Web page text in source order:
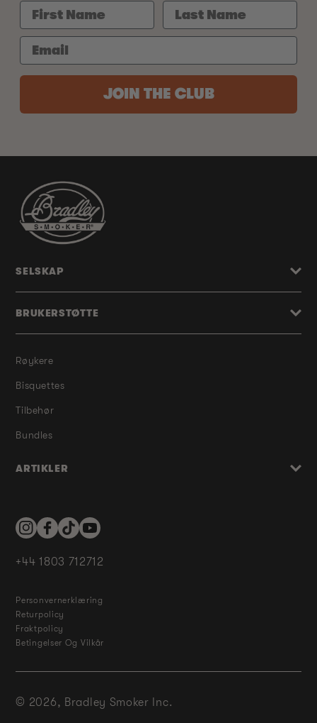
JOIN THE CLUB
Røykere
Bisquettes
Tilbehør
Bundles
ARTIKLER
SELSKAP
BRUKERSTØTTE
InstagramFacebookTikTokYouTube
+44 1803 712712
Personvernerklæring
Returpolicy
Fraktpolicy
Betingelser Og Vilkår
© 2026, Bradley Smoker Inc.